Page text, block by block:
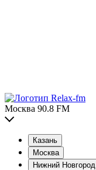
Москва 90.8 FM
Казань
Москва
Нижний Новгород